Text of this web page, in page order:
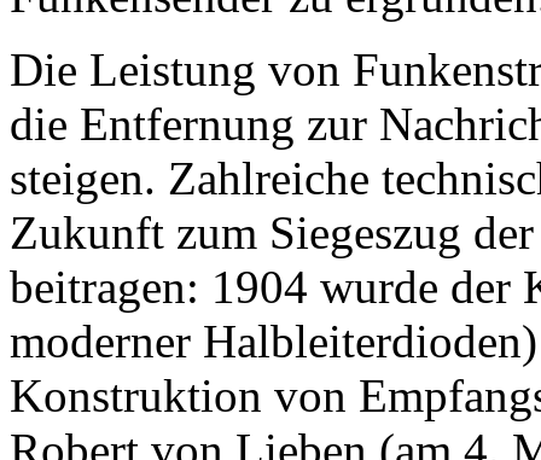
Die Leistung von
die Entfernung zur
steigen. Zahlreiche
Zukunft zum Siegeszug
beitragen: 1904 wurde
moderner
Konstruktion von
Robert von Lieben (am 4.